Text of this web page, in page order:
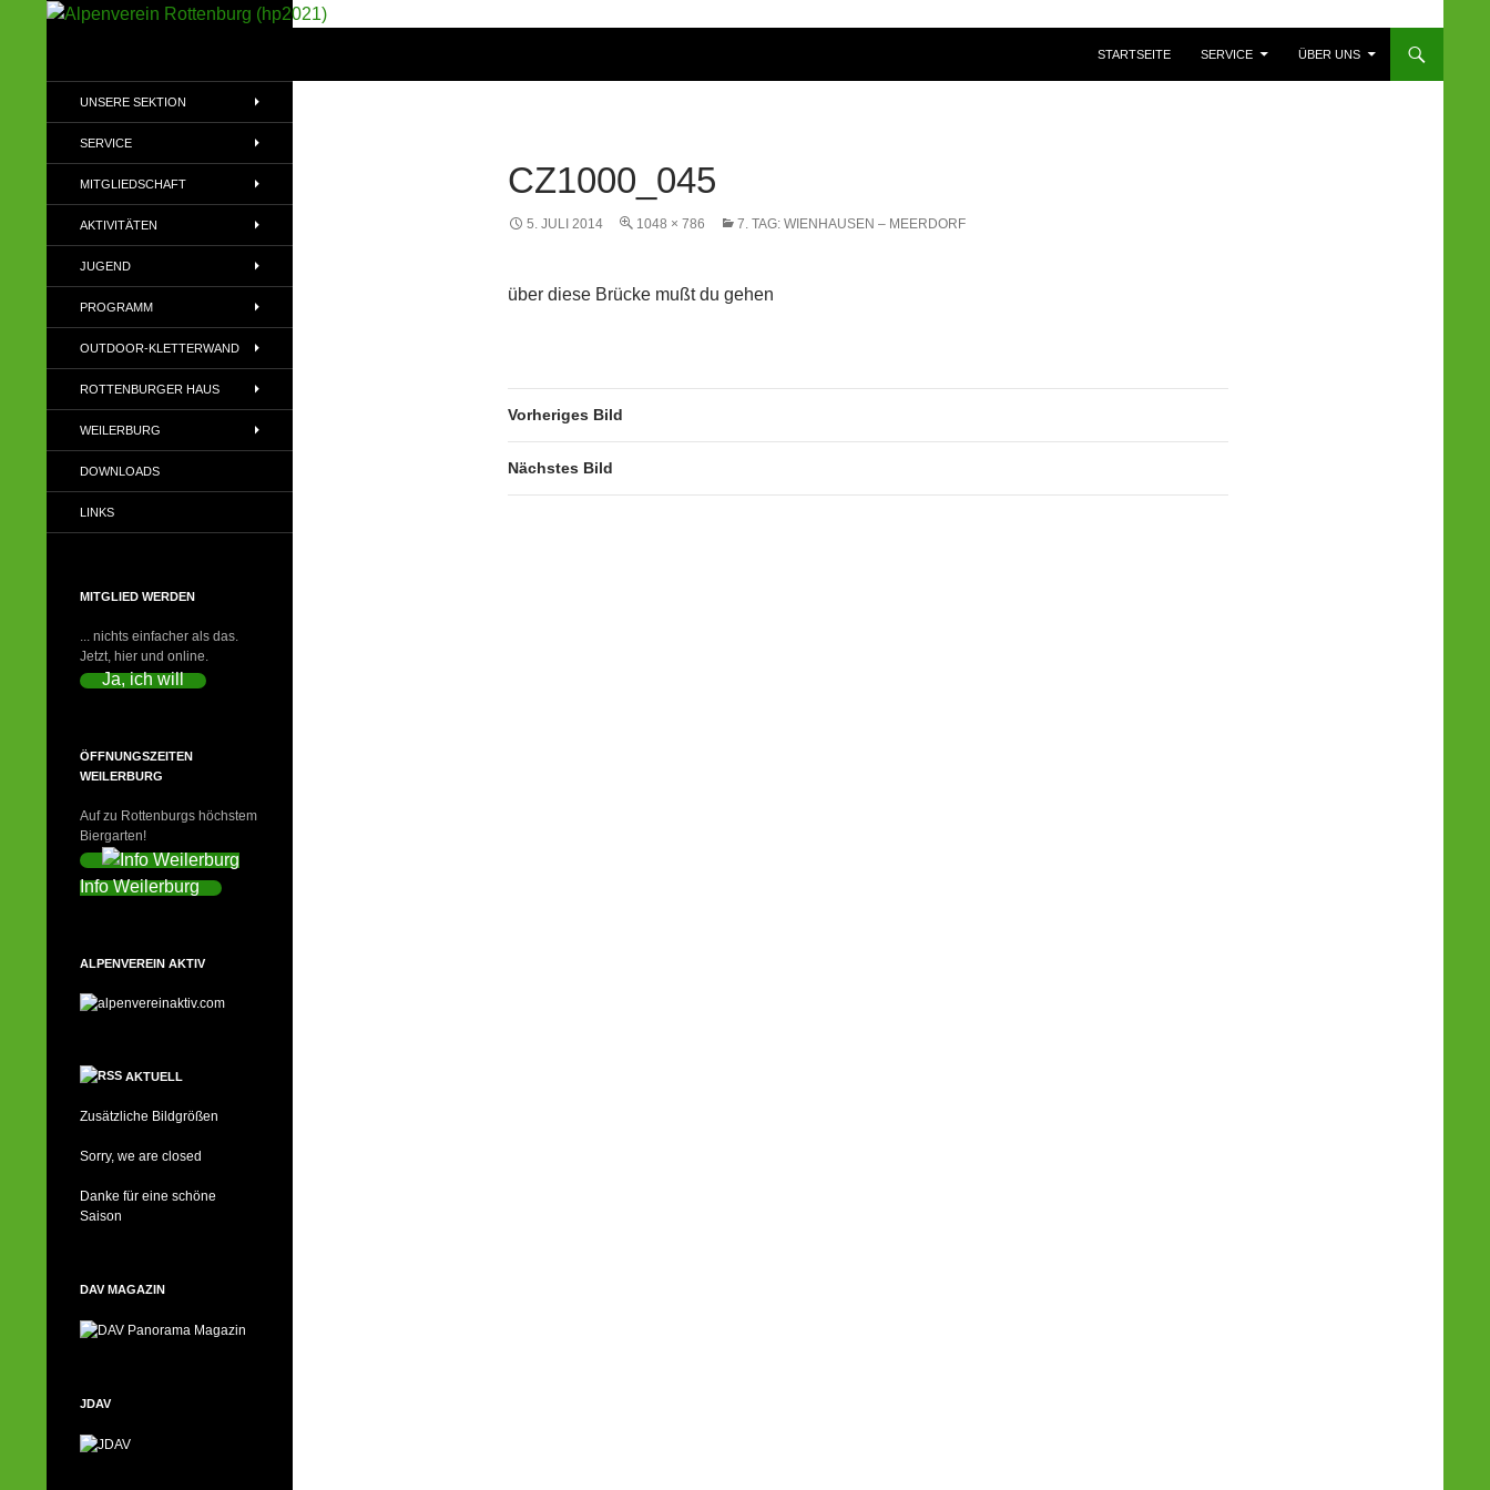
STARTSEITE
SERVICE ÜBER UNS
CZ1000_045
5. JULI 2014 1048 × 786 7. TAG: WIENHAUSEN – MEERDORF
über diese Brücke mußt du gehen
Vorheriges Bild
Nächstes Bild
(DAV)
UNSERE SEKTION
SERVICE
MITGLIEDSCHAFT
AKTIVITÄTEN
JUGEND
PROGRAMM
OUTDOOR-KLETTERWAND
ROTTENBURGER HAUS
WEILERBURG
DOWNLOADS
LINKS
MITGLIED WERDEN
... nichts einfacher als das.
Jetzt, hier und online.
Ja, ich will
ÖFFNUNGSZEITEN
WEILERBURG
Auf zu Rottenburgs höchstem
Biergarten!
Info Weilerburg
ALPENVEREIN AKTIV
AKTUELL
Zusätzliche Bildgrößen
Sorry, we are closed
Danke für eine schöne
Saison
DAV MAGAZIN
JDAV